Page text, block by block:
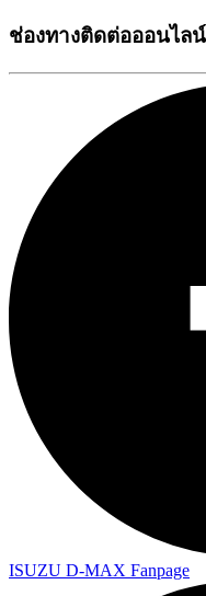
ช่องทางติดต่อออนไลน์
ISUZU D-MAX Fanpage